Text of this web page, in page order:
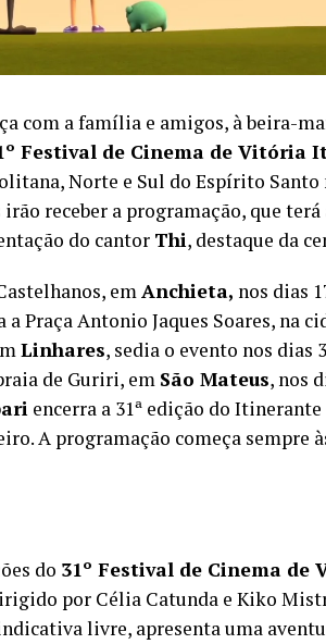
com a família e amigos, à beira-
Festival de Cinema de Vitória
Norte e Sul do Espírito Santo
receber a programação, que
do cantor Thi, destaque da
emAnchieta, nos dias
Praça Antonio Jaques Soares, na
Linhares, sedia o evento nos dias
de Guriri, em São Mateus, nos
encerra a 31ª edição do Itinerante
A programação começa sempre
do 31º Festival de Cinema
por Célia Catunda e Kiko
livre, apresenta uma